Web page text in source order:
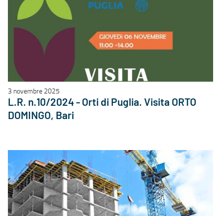
3 novembre 2025
L.R. n.10/2024 - Orti di Puglia. Visita ORTO
DOMINGO, Bari